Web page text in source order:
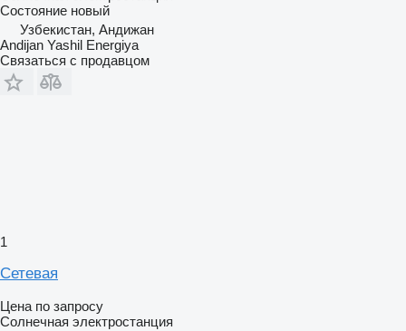
Состояние новый
Узбекистан, Андижан
Andijan Yashil Energiya
Связаться с продавцом
1
Сетевая
Цена по запросу
Солнечная электростанция